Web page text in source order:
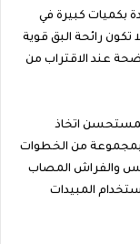
بكميات كبيرة في
رائحة البق قوية
عند الاقتراب من
اتخاذ
بمجموعة من الخطوات
والفراش المصاب
المبيدات